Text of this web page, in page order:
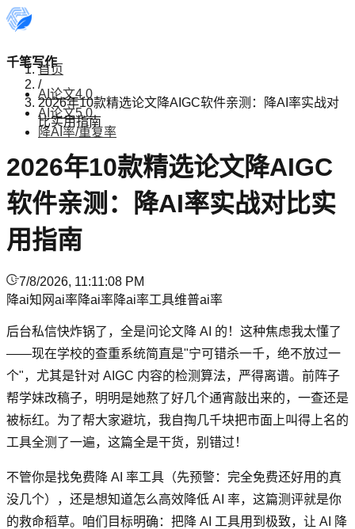
千笔写作
AI论文4.0
AI论文5.0
降AI率/重复率
首页
/
2026年10款精选论文降AIGC软件亲测：降AI率实战对
比实用指南
2026年10款精选论文降AIGC
软件亲测：降AI率实战对比实
用指南
7/8/2026, 11:11:08 PM
降ai知网ai率降ai率降ai率工具维普ai率
后台私信快炸锅了，全是问论文降 AI 的！这种焦虑我太懂了
——现在学校的查重系统简直是"宁可错杀一千，绝不放过一
个"，尤其是针对 AIGC 内容的检测算法，严得离谱。前阵子
帮学妹改稿子，明明是她熬了好几个通宵敲出来的，一查还是
被标红。为了帮大家避坑，我自掏几千块把市面上叫得上名的
工具全测了一遍，这篇全是干货，别错过！
不管你是找免费降 AI 率工具（先预警：完全免费还好用的真
没几个），还是想知道怎么高效降低 AI 率，这篇测评就是你
的救命稻草。咱们目标明确：把降 AI 工具用到极致，让 AI 降